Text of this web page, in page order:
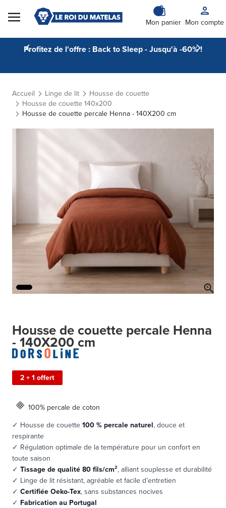
Skip to Content
Mon panier Mon compte
Profitez de l'offre : Back to Sleep - Jusqu'à -60% !
Accueil Linge de lit
Housse de couette
Housse de couette 140x200
Housse de couette percale Henna - 140X200 cm
Housse de couette percale Henna
- 140X200 cm
2 + 1 offert
100% percale de coton
✓ Housse de couette 100 % percale naturel, douce et
respirante
✓ Régulation optimale de la température pour un confort en
toute saison
✓ Tissage de qualité 80 fils/cm², alliant souplesse et durabilité
✓ Linge de lit résistant, agréable et facile d’entretien
✓ Certifiée Oeko-Tex, sans substances nocives
✓ Fabrication au Portugal